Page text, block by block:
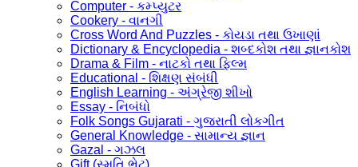
Computer - કમ્પ્યુટર
Cookery - વાનગી
Cross Word And Puzzles - કોયડા તથા ઉખાણાં
Dictionary & Encyclopedia - શબ્દકોશ તથા જ્ઞાનકોશ
Drama & Film - નાટકો તથા ફિલ્મ
Educational - શિક્ષણ સંબંધી
English Learning - અંગ્રેજી શીખો
Essay - નિબંધો
Folk Songs Gujarati - ગુજરાતી લોકગીત
General Knowledge - સામાન્ય જ્ઞાન
Gazal - ગઝલ
Gift (સ્મૃતિ ભેટ)